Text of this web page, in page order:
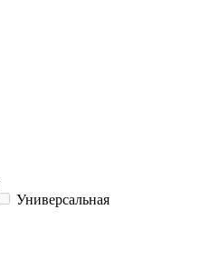
Универсальная